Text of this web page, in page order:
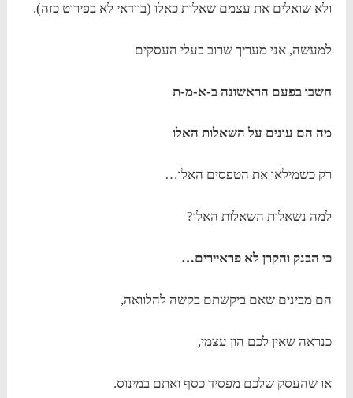
ולא שואלים את עצמם שאלות כאלו (בוודאי לא בפירוט כזה).
למעשה, אני מעריך שרוב בעלי העסקים
חשבו בפעם הראשונה ב-א-מ-ת
מה הם עונים על השאלות האלו
רק כשמילאו את הטפסים האלו…
למה נשאלות השאלות האלו?
כי הבנק והקרן לא פראיירים…
הם מבינים שאם ביקשתם בקשה להלוואה,
כנראה שאין לכם הון עצמי,
או שהעסק שלכם מפסיד כסף ואתם במינוס.